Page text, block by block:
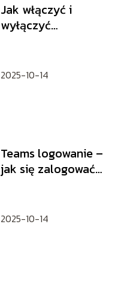
Jak włączyć i
wyłączyć
Mobile?
2025-10-14
Teams logowanie –
jak się zalogować
2025-10-14